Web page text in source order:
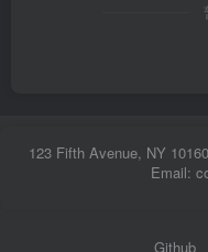
123 Fifth Avenue, NY
Email:
Github